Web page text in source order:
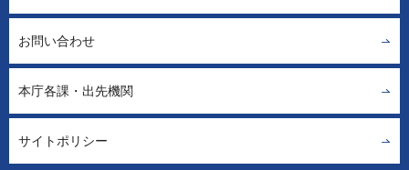
お問い合わせ
本庁各課・出先機関
サイトポリシー